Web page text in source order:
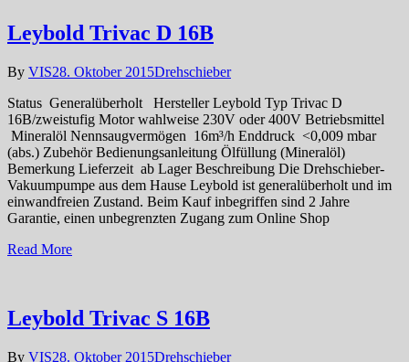
Leybold Trivac D 16B
By VIS28. Oktober 2015Drehschieber
Status Generalüberholt Hersteller Leybold Typ Trivac D
16B/zweistufig Motor wahlweise 230V oder 400V Betriebsmittel
Mineralöl Nennsaugvermögen 16m³/h Enddruck <0,009 mbar
(abs.) Zubehör Bedienungsanleitung Ölfüllung (Mineralöl)
Bemerkung Lieferzeit ab Lager Beschreibung Die Drehschieber-
Vakuumpumpe aus dem Hause Leybold ist generalüberholt und im
einwandfreien Zustand. Beim Kauf inbegriffen sind 2 Jahre
Garantie, einen unbegrenzten Zugang zum Online Shop
Read More
Leybold Trivac S 16B
By VIS28. Oktober 2015Drehschieber